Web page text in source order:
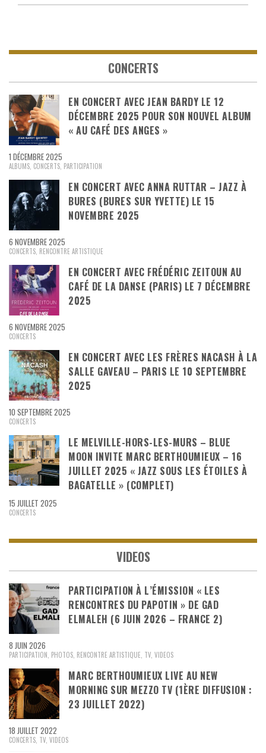
CONCERTS
EN CONCERT AVEC JEAN BARDY LE 12
DÉCEMBRE 2025 POUR SON NOUVEL ALBUM
« AU CAFÉ DES ANGES »
1 DÉCEMBRE 2025
ALBUMS CONCERTS PARTICIPATION
EN CONCERT AVEC ANNA RUTTAR – JAZZ À
BURES (BURES SUR YVETTE) LE 15
NOVEMBRE 2025
6 NOVEMBRE 2025
CONCERTS RENCONTRE ARTISTIQUE
EN CONCERT AVEC FRÉDÉRIC ZEITOUN AU
CAFÉ DE LA DANSE (PARIS) LE 7 DÉCEMBRE
2025
6 NOVEMBRE 2025
CONCERTS
EN CONCERT AVEC LES FRÈRES NACASH À LA
SALLE GAVEAU – PARIS LE 10 SEPTEMBRE
2025
10 SEPTEMBRE 2025
CONCERTS
LE MELVILLE-HORS-LES-MURS – BLUE
MOON INVITE MARC BERTHOUMIEUX – 16
JUILLET 2025 « JAZZ SOUS LES ÉTOILES À
BAGATELLE » (COMPLET)
15 JUILLET 2025
CONCERTS
VIDEOS
PARTICIPATION À L’ÉMISSION « LES
RENCONTRES DU PAPOTIN » DE GAD
ELMALEH (6 JUIN 2026 – FRANCE 2)
8 JUIN 2026
PARTICIPATION PHOTOS RENCONTRE ARTISTIQUE TV VIDEOS
MARC BERTHOUMIEUX LIVE AU NEW
MORNING SUR MEZZO TV (1ÈRE DIFFUSION :
23 JUILLET 2022)
18 JUILLET 2022
CONCERTS TV VIDEOS